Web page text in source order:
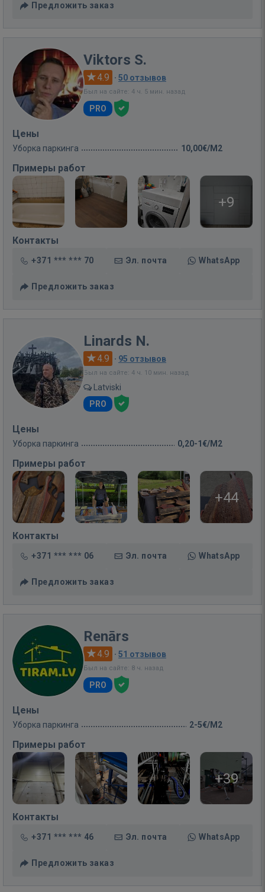
Предложить заказ
Viktors S.
4.9 · 50 отзывов
Был на сайте: 4 ч. 5 мин. назад
PRO
Цены
Уборка паркинга 10,00€/M2
Примеры работ
+9
Контакты
+371 *** *** 70 Эл. почта WhatsApp
Предложить заказ
Linards N.
4.9 · 95 отзывов
Был на сайте: 4 ч. 10 мин. назад
Latviski
PRO
Цены
Уборка паркинга 0,20-1€/M2
Примеры работ
+44
Контакты
+371 *** *** 06 Эл. почта WhatsApp
Предложить заказ
Renārs
4.9 · 51 отзывов
Был на сайте: 8 ч. назад
PRO
Цены
Уборка паркинга 2-5€/M2
Примеры работ
+39
Контакты
+371 *** *** 46 Эл. почта WhatsApp
Предложить заказ